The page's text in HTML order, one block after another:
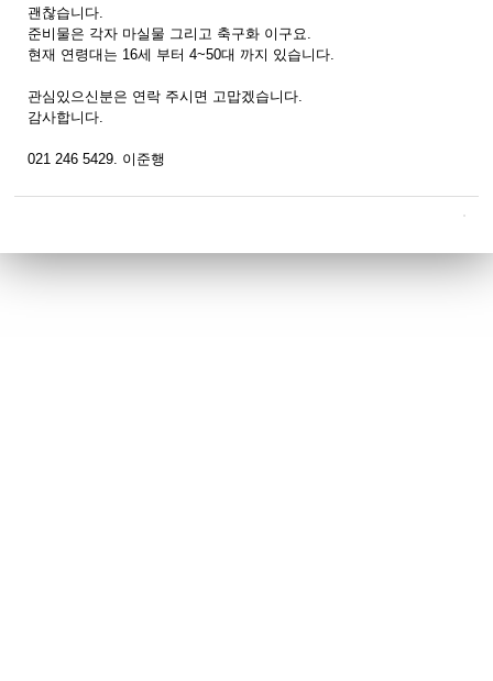
괜찮습니다.
준비물은 각자 마실물 그리고 축구화 이구요.
현재 연령대는 16세 부터 4~50대 까지 있습니다.
관심있으신분은 연락 주시면 고맙겠습니다.
감사합니다.
021 246 5429. 이준행